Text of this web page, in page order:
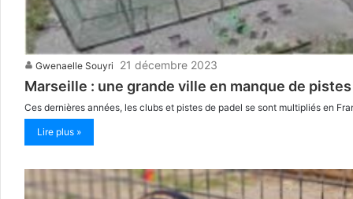
Gwenaelle Souyri 21 décembre 2023
Marseille : une grande ville en manque de
Ces dernières années, les clubs et pistes de padel se sont multipliés en
Lire plus »